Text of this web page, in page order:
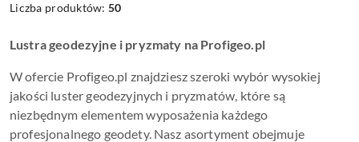
Liczba produktów:50
Lustra geodezyjne i pryzmaty na Profigeo.pl
W ofercie Profigeo.pl znajdziesz szeroki wybór wysokiej
jakości luster geodezyjnych i pryzmatów, które są
niezbędnym elementem wyposażenia każdego
profesjonalnego geodety. Nasz asortyment obejmuje